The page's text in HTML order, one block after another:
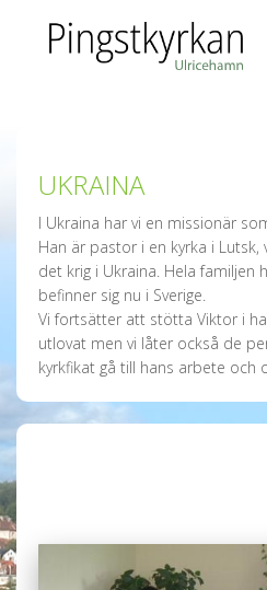
UKRAINA
I Ukraina har vi en missionär
Han är pastor i en kyrka i Lutsk,
det krig i Ukraina. Hela familjen
befinner sig nu i Sverige.
Vi fortsätter att stötta Viktor i
utlovat men vi låter också de
kyrkfikat gå till hans arbete och